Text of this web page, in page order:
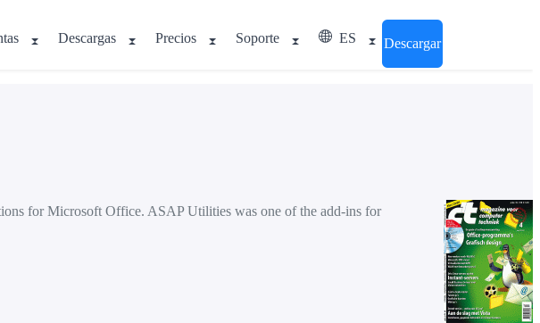
Descargas Precios Soporte ES Descargar
for Microsoft Office. ASAP Utilities was one of the add-ins for